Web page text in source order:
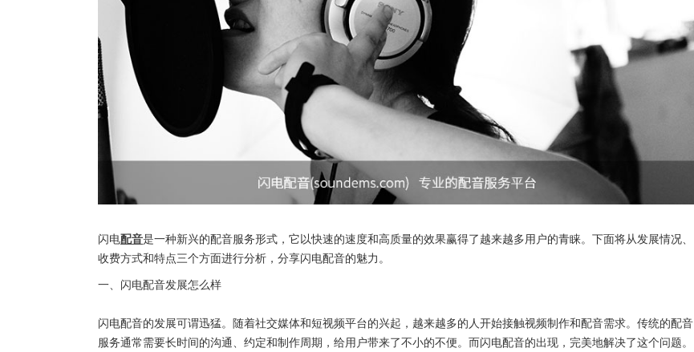
闪电配音是一种新兴的配音服务形式，它以快速的速度和高质量的效果赢得了越来越多用户的青睐。下面将从发展情况、
收费方式和特点三个方面进行分析，分享闪电配音的魅力。
一、闪电配音发展怎么样
闪电配音的发展可谓迅猛。随着社交媒体和短视频平台的兴起，越来越多的人开始接触视频制作和配音需求。传统的配音
服务通常需要长时间的沟通、约定和制作周期，给用户带来了不小的不便。而闪电配音的出现，完美地解决了这个问题。